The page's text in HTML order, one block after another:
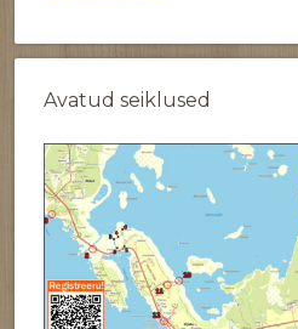
Avatud seiklused